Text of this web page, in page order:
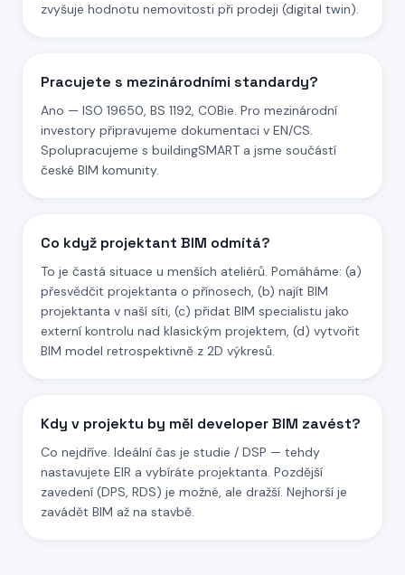
zvyšuje hodnotu nemovitosti při prodeji (digital twin).
Pracujete s mezinárodními standardy?
Ano — ISO 19650, BS 1192, COBie. Pro mezinárodní
investory připravujeme dokumentaci v EN/CS.
Spolupracujeme s buildingSMART a jsme součástí
české BIM komunity.
Co když projektant BIM odmítá?
To je častá situace u menších ateliérů. Pomáháme: (a)
přesvědčit projektanta o přínosech, (b) najít BIM
projektanta v naší síti, (c) přidat BIM specialistu jako
externí kontrolu nad klasickým projektem, (d) vytvořit
BIM model retrospektivně z 2D výkresů.
Kdy v projektu by měl developer BIM zavést?
Co nejdříve. Ideální čas je studie / DSP — tehdy
nastavujete EIR a vybíráte projektanta. Pozdější
zavedení (DPS, RDS) je možné, ale dražší. Nejhorší je
zavádět BIM až na stavbě.